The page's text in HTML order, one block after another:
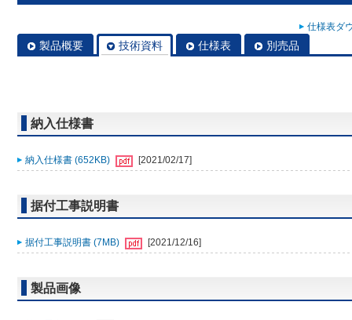
仕様表ダ
製品概要 技術資料 仕様表 別売品
納入仕様書
納入仕様書 (652KB) [2021/02/17]
据付工事説明書
据付工事説明書 (7MB) [2021/12/16]
製品画像